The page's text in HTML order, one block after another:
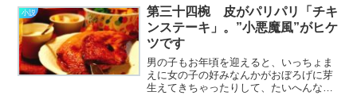
が発動するらしい。 あの小さなからだ
のどこにそんなに入るんだ
ろ………………～続きを読む～
小説
第三十四椀 皮がパリパリ「チキ
ンステーキ」。”小悪魔風”がヒケ
ツです
男の子もお年頃を迎えると、いっちょま
えに女の子の好みなんかがおぼろげに芽
生えてきちゃったりして、たいへんなこ